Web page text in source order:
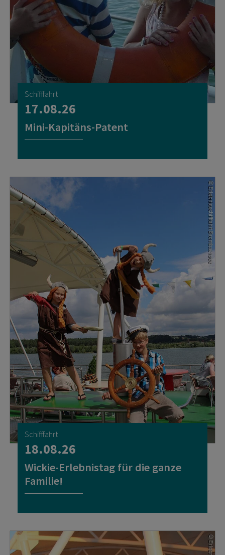
Schifffahrt
17.08.26
Mini-Kapitäns-Patent
Schifffahrt
18.08.26
Wickie-Erlebnistag für die ganze
Familie!